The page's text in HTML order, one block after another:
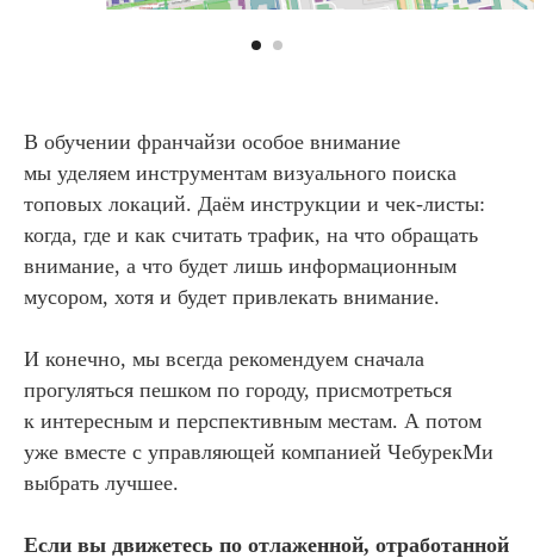
В обучении франчайзи особое внимание
мы уделяем инструментам визуального поиска
топовых локаций. Даём инструкции и чек-листы:
когда, где и как считать трафик, на что обращать
внимание, а что будет лишь информационным
мусором, хотя и будет привлекать внимание.
И конечно, мы всегда рекомендуем сначала
прогуляться пешком по городу, присмотреться
к интересным и перспективным местам. А потом
уже вместе с управляющей компанией ЧебурекМи
выбрать лучшее.
Если вы движетесь по отлаженной, отработанной